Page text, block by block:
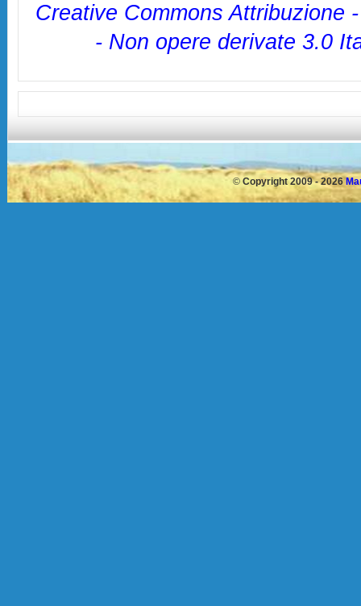
Creative Commons Attribuzione
- Non opere derivate 3.0
© Copyright 2009 - 2026